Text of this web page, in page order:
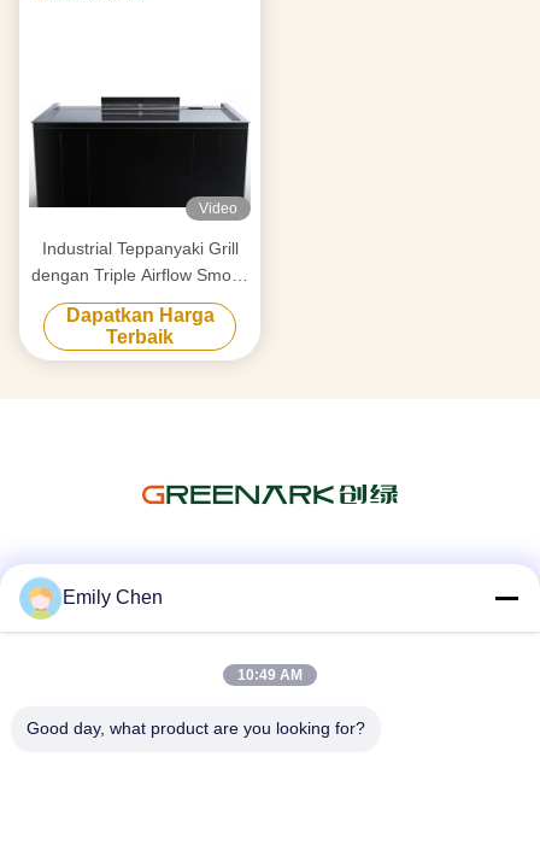
Video
Industrial Teppanyaki Grill
dengan Triple Airflow Smoke
Purification & Anti-Clogging
Tech
Dapatkan Harga
Terbaik
Emily Chen
10:49 AM
Good day, what product are you looking for?